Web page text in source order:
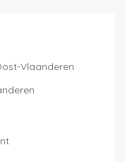
Vlaanderen